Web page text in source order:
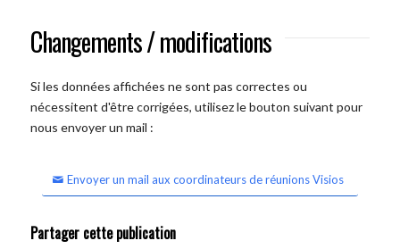
Changements / modifications
Si les données affichées ne sont pas correctes ou
nécessitent d'être corrigées, utilisez le bouton suivant pour
nous envoyer un mail :
Envoyer un mail aux coordinateurs de réunions Visios
Partager cette publication